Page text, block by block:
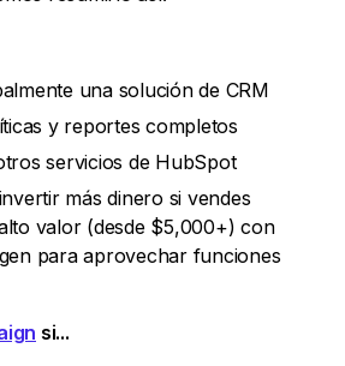
una solución de CRM
y reportes completos
servicios de HubSpot
más dinero si vendes
valor (desde $5,000+) con
para aprovechar funciones
si...